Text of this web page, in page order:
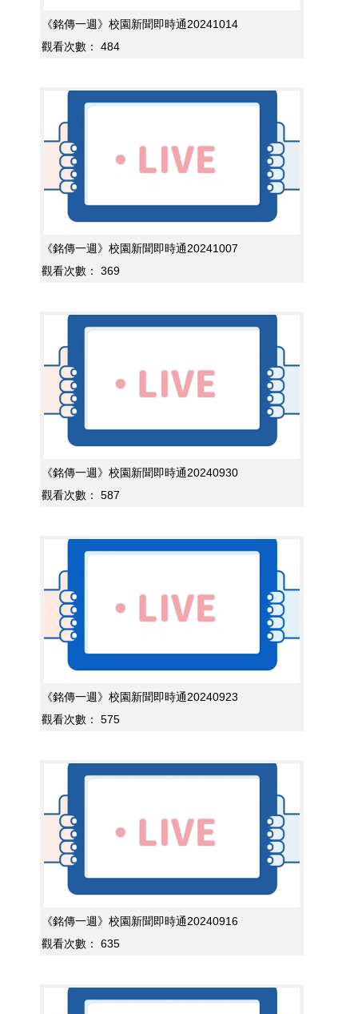
《銘傳一週》校園新聞即時通20241014
觀看次數：
484
《銘傳一週》校園新聞即時通20241007
觀看次數：
369
《銘傳一週》校園新聞即時通20240930
觀看次數：
587
《銘傳一週》校園新聞即時通20240923
觀看次數：
575
《銘傳一週》校園新聞即時通20240916
觀看次數：
635